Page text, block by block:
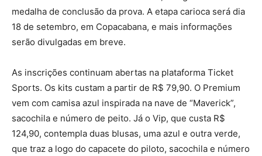
medalha de conclusão da prova. A etapa carioca será dia
18 de setembro, em Copacabana, e mais informações
serão divulgadas em breve.
As inscrições continuam abertas na plataforma Ticket
Sports. Os kits custam a partir de R$ 79,90. O Premium
vem com camisa azul inspirada na nave de “Maverick”,
sacochila e número de peito. Já o Vip, que custa R$
124,90, contempla duas blusas, uma azul e outra verde,
que traz a logo do capacete do piloto, sacochila e número